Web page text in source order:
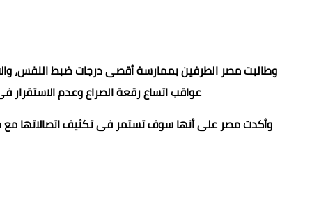
وطالبت مصر الطرفين بممارسة أقصى درجات ضبط النفس،
عواقب اتساع رقعة الصراع وعدم
وأكدت مصر على أنها سوف تستمر فى تكثيف اتصالاتها مع